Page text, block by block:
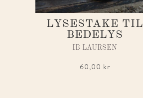
LYSESTAKE TIL
BEDELYS
IB LAURSEN
60,00 kr